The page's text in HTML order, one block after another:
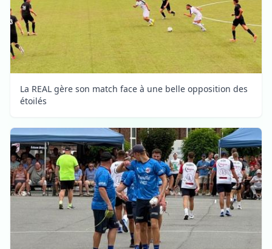
La REAL gère son match face à une belle opposition des
étoilés